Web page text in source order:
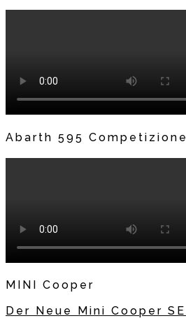
Abarth 595 Competizione
MINI Cooper
Der Neue Mini Cooper SE